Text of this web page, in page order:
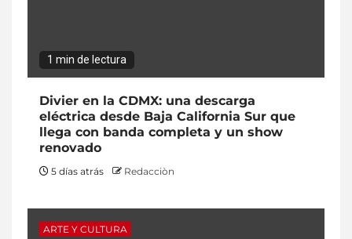
1 min de lectura
Divier en la CDMX: una descarga
eléctrica desde Baja California Sur que
llega con banda completa y un show
renovado
5 días atrás Redacciòn
ARTE Y CULTURA